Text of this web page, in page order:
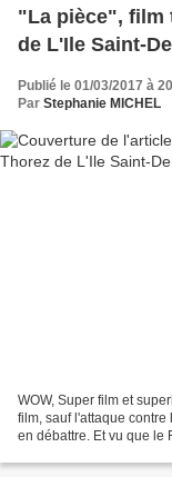
"La pièce", film
de L'Ile Saint-
Publié le 01/03/2017 à
Par Stephanie MICHEL
WOW, Super film et
film, sauf l'attaque
en débattre. Et vu que le